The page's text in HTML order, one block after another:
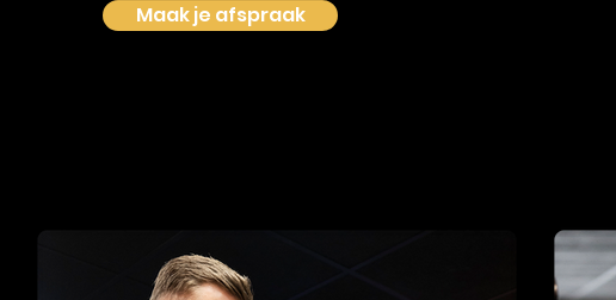
Maak je afspraak